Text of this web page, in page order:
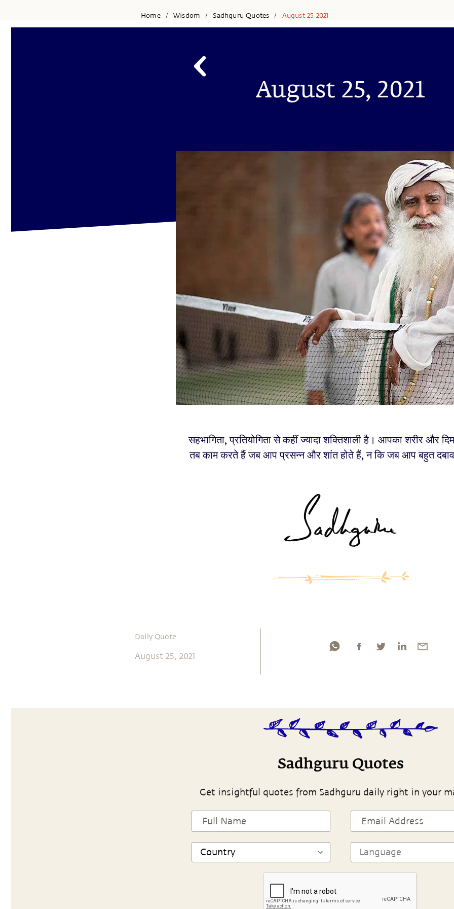
Home / Wisdom / Sadhguru Quotes / August 25 2021
August 25, 2021
सहभागिता, प्रतियोगिता से कहीं ज्यादा शक्तिशाली है। आपका शरीर और
तब काम करते हैं जब आप प्रसन्न और शांत होते हैं, न कि जब आप बहुत दबाव
Daily Quote
August 25, 2021
Sadhguru Quotes
Get insightful quotes from Sadhguru daily right in your